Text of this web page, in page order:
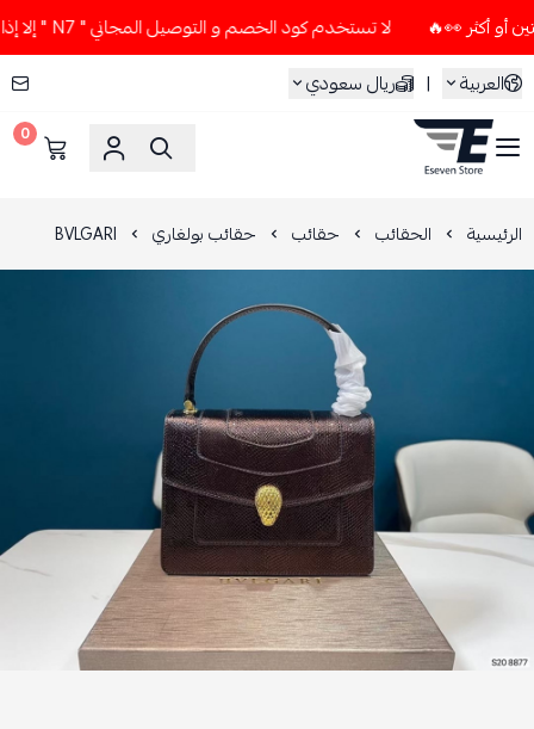
لا تستخدم كود الخصم و التوصيل المجاني " N7 " إلا إذا طلبت قطعتين أو أكثر 👀🔥
العربية
| ريال سعودي
ESEVEN STORE
0
الرئيسية الحقائب حقائب حقائب بولغاري BVLGARI